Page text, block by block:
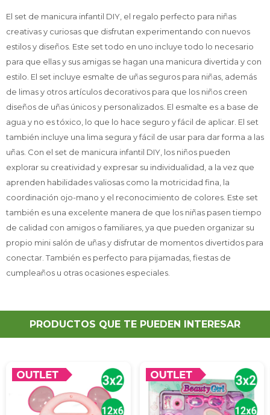
El set de manicura infantil DIY, el regalo perfecto para niñas
creativas y curiosas que disfrutan experimentando con nuevos
estilos y diseños. Este set todo en uno incluye todo lo necesario
para que ellas y sus amigas se hagan una manicura divertida y con
estilo. El set incluye esmalte de uñas seguros para niñas, además
de limas y otros artículos decorativos para que los niños creen
diseños de uñas únicos y personalizados. El esmalte es a base de
agua y no es tóxico, lo que lo hace seguro y fácil de aplicar. El set
también incluye una lima segura y fácil de usar para dar forma a las
uñas. Con el set de manicura infantil DIY, los niños pueden
explorar su creatividad y expresar su individualidad, a la vez que
aprenden habilidades valiosas como la motricidad fina, la
coordinación ojo-mano y el reconocimiento de colores. Este set
también es una excelente manera de que los niñas pasen tiempo
de calidad con amigos o familiares, ya que pueden organizar su
propio mini salón de uñas y disfrutar de momentos divertidos para
conectar. También es perfecto para pijamadas, fiestas de
cumpleaños u otras ocasiones especiales.
PRODUCTOS QUE TE PUEDEN INTERESAR